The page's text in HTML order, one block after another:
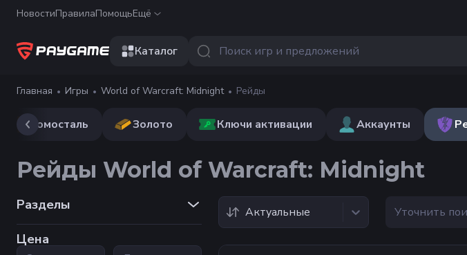
НовостиПравилаПомощьЕщё
Каталог
Главная Игры World of Warcraft: Midnight Рейды
Домосталь Золото Ключи активации Аккаунты
Рейды World of Warcraft: Midnight
Разделы
Цена
Актуальные